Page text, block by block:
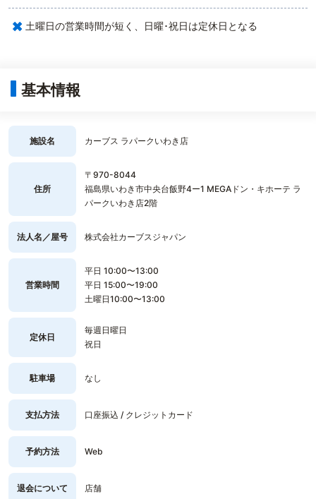
× 土曜日の営業時間が短く、日曜･祝日は定休日となる
基本情報
施設名 カーブス ラパークいわき店
住所
〒970-8044
福島県いわき市中央台飯野4ー1 MEGAドン・キホーテ ラ
パークいわき店2階
法人名／屋号 株式会社カーブスジャパン
営業時間
平日 10:00〜13:00
平日 15:00〜19:00
土曜日10:00〜13:00
定休日
毎週日曜日
祝日
駐車場 なし
支払方法 口座振込 / クレジットカード
予約方法 Web
退会について 店舗